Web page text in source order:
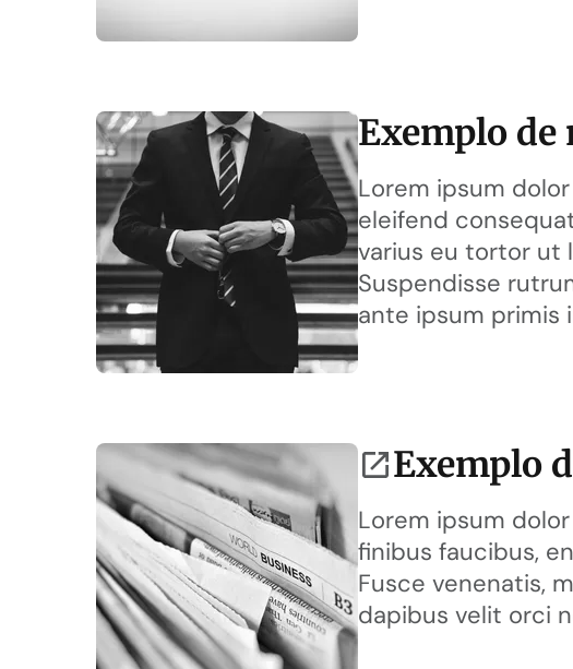
Exemplo
Lorem ipsum
eleifend
varius eu tortor ut
Suspendisse
ante ipsum primis
Exemplo
Lorem ipsum
finibus faucibus,
Fusce venenatis,
dapibus velit orci